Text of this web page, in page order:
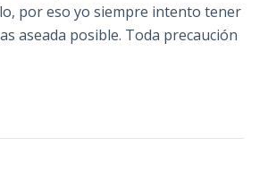
por eso yo siempre intento tener
aseada posible. Toda precaución